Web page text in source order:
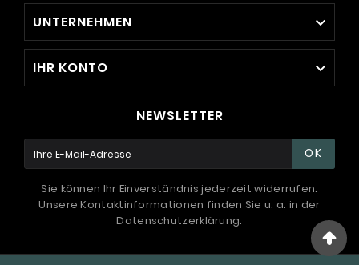
UNTERNEHMEN 
IHR KONTO 
NEWSLETTER
OK
Sie können Ihr Einverständnis jederzeit widerrufen.
Unsere Kontaktinformationen finden Sie u. a. in der
Datenschutzerklärung.